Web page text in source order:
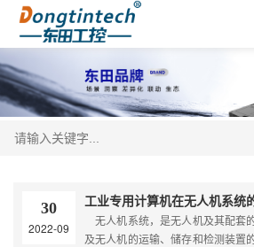
30
2022-09
工业专用计算机在无人机系统
无人机系统，是无人机及其配套
及无人机的运输、储存和检测装置